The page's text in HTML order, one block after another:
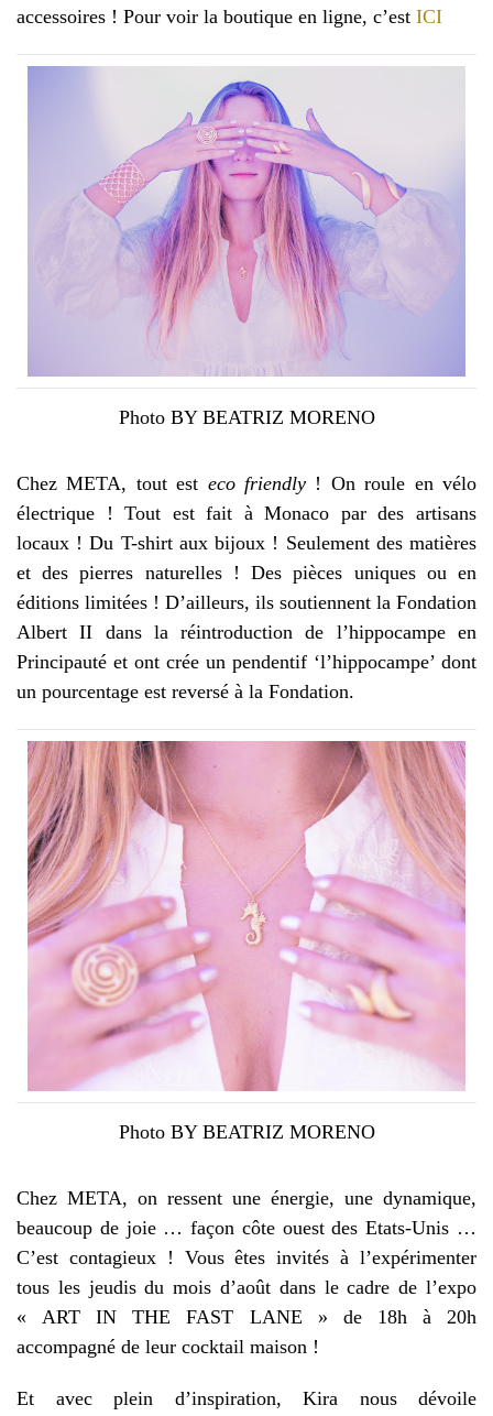
accessoires ! Pour voir la boutique en ligne, c’est ICI
Photo BY BEATRIZ MORENO
Chez META, tout est eco friendly ! On roule en vélo
électrique ! Tout est fait à Monaco par des artisans
locaux ! Du T-shirt aux bijoux ! Seulement des matières
et des pierres naturelles ! Des pièces uniques ou en
éditions limitées ! D’ailleurs, ils soutiennent la Fondation
Albert II dans la réintroduction de l’hippocampe en
Principauté et ont crée un pendentif ‘l’hippocampe’ dont
un pourcentage est reversé à la Fondation.
Photo BY BEATRIZ MORENO
Chez META, on ressent une énergie, une dynamique,
beaucoup de joie … façon côte ouest des Etats-Unis …
C’est contagieux ! Vous êtes invités à l’expérimenter
tous les jeudis du mois d’août dans le cadre de l’expo
« ART IN THE FAST LANE » de 18h à 20h
accompagné de leur cocktail maison !
Et avec plein d’inspiration, Kira nous dévoile